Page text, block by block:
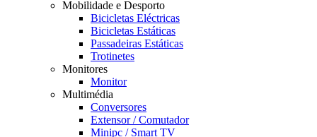
Mobilidade e Desporto
Bicicletas Eléctricas
Bicicletas Estáticas
Passadeiras Estáticas
Trotinetes
Monitores
Monitor
Multimédia
Conversores
Extensor / Comutador
Minipc / Smart TV